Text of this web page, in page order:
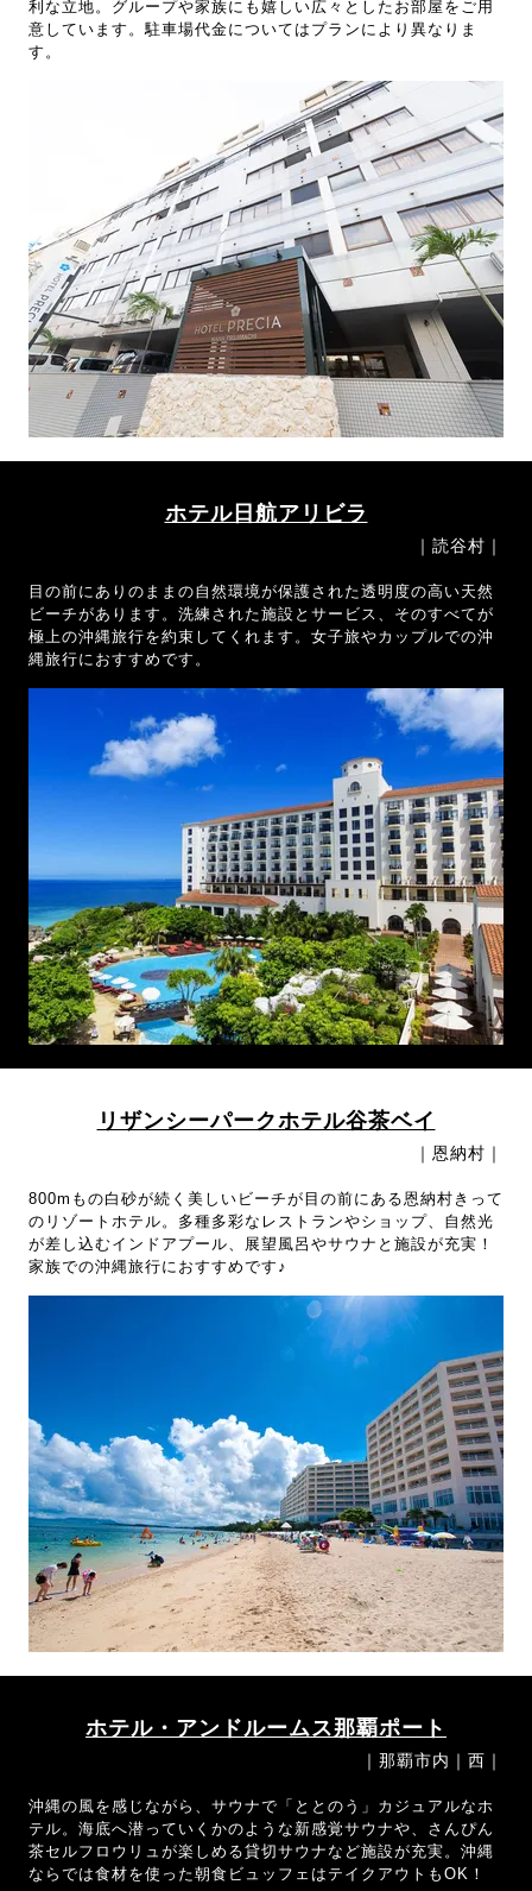
利な立地。グループや家族にも嬉しい広々としたお部屋をご用
意しています。駐車場代金についてはプランにより異なりま
す。
ホテル日航アリビラ
｜読谷村｜
目の前にありのままの自然環境が保護された透明度の高い天然
ビーチがあります。洗練された施設とサービス、そのすべてが
極上の沖縄旅行を約束してくれます。女子旅やカップルでの沖
縄旅行におすすめです。
リザンシーパークホテル谷茶ベイ
｜恩納村｜
800mもの白砂が続く美しいビーチが目の前にある恩納村きって
のリゾートホテル。多種多彩なレストランやショップ、自然光
が差し込むインドアプール、展望風呂やサウナと施設が充実！
家族での沖縄旅行におすすめです♪
ホテル・アンドルームス那覇ポート
｜那覇市内｜西｜
沖縄の風を感じながら、サウナで「ととのう」カジュアルなホ
テル。海底へ潜っていくかのような新感覚サウナや、さんぴん
茶セルフロウリュが楽しめる貸切サウナなど施設が充実。沖縄
ならでは食材を使った朝食ビュッフェはテイクアウトもOK！